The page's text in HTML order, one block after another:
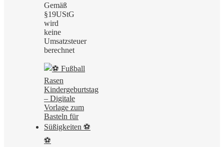
Gemäß
§19UStG
wird
keine
Umsatzsteuer
berechnet
⚽